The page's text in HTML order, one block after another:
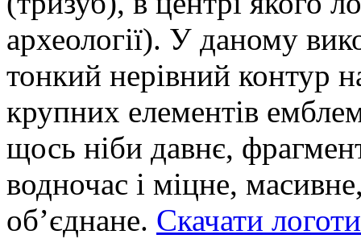
археології). У даному
тонкий нерівний контур
крупних елементів
щось ніби давнє,
водночас і міцне,
об’єднане. Скачати